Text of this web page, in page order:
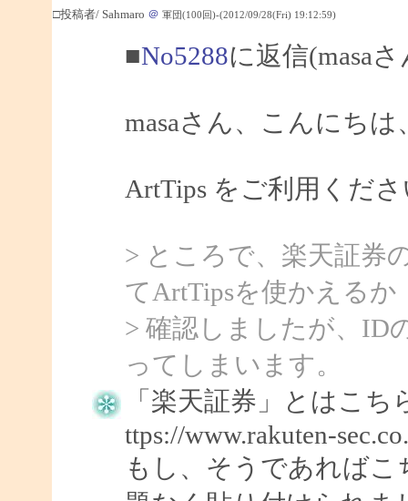
□投稿者/ Sahmaro ＠ 軍団(100回)-(2012/09/28(Fri) 19:12:59)
■No5288に返信(masa
masaさん、こんにちは
ArtTips をご利用くだ
> ところで、楽天証券
てArtTipsを使かえるか
> 確認しましたが、ID
ってしまいます。
「楽天証券」とはこ
ttps://www.rakuten-
もし、そうであればこ